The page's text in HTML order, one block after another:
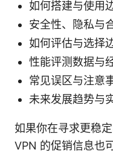
如何搭建与使用
安全性、隐私与
如何评估与选择
性能评测数据与
常见误区与注意
未来发展趋势与
如果你在寻求更稳
VPN 的促销信息也